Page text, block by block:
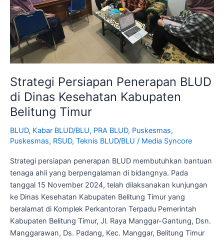
Strategi Persiapan Penerapan BLUD
di Dinas Kesehatan Kabupaten
Belitung Timur
BLUD, Kabar BLUD/BLU, PRA BLUD, Puskesmas,
Puskesmas, RSUD, Teknis BLUD/BLU / Media Syncore
Strategi persiapan penerapan BLUD membutuhkan bantuan
tenaga ahli yang berpengalaman di bidangnya. Pada
tanggal 15 November 2024, telah dilaksanakan kunjungan
ke Dinas Kesehatan Kabupaten Belitung Timur yang
beralamat di Komplek Perkantoran Terpadu Pemerintah
Kabupaten Belitung Timur, Jl. Raya Manggar-Gantung, Dsn.
Manggarawan, Ds. Padang, Kec. Manggar, Belitung Timur
Belitung
Timur